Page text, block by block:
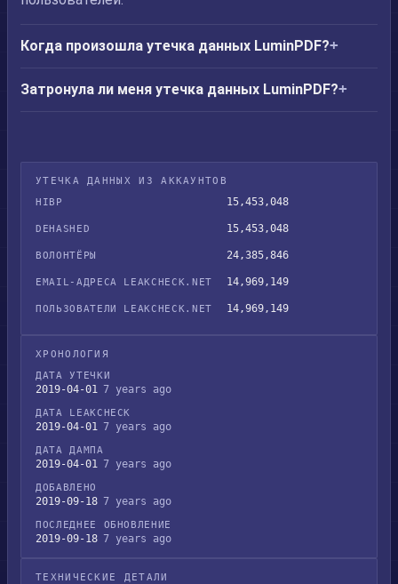
Когда произошла утечка данных LuminPDF?
Затронула ли меня утечка данных LuminPDF?
УТЕЧКА ДАННЫХ ИЗ АККАУНТОВ
HIBP
15,453,048
DEHASHED 15,453,048
ВОЛОНТЁРЫ 24,385,846
EMAIL-АДРЕСА LEAKCHECK.NET 14,969,149
ПОЛЬЗОВАТЕЛИ LEAKCHECK.NET 14,969,149
ХРОНОЛОГИЯ
ДАТА УТЕЧКИ
2019-04-01 7 years ago
ДАТА LEAKCHECK
2019-04-01 7 years ago
ДАТА ДАМПА
2019-04-01 7 years ago
ДОБАВЛЕНО
2019-09-18 7 years ago
ПОСЛЕДНЕЕ ОБНОВЛЕНИЕ
2019-09-18 7 years ago
ТЕХНИЧЕСКИЕ ДЕТАЛИ